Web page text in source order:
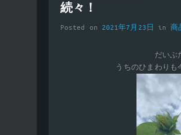
続々！
Posted on 2021年7月23日 in商
だいぶ
うちのひまわり